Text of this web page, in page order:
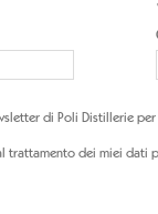
di Poli Distillerie